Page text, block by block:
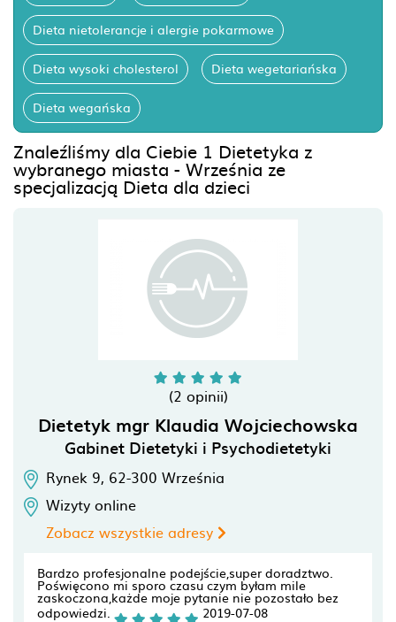
Dieta nietolerancje i alergie pokarmowe
Dieta wysoki cholesterol Dieta wegetariańska
Dieta wegańska
Znaleźliśmy dla Ciebie 1 Dietetyka z
wybranego miasta - Września ze
specjalizacją Dieta dla dzieci
(2 opinii)
Dietetyk mgr Klaudia Wojciechowska
Gabinet Dietetyki i Psychodietetyki
Rynek 9, 62-300 Września
Wizyty online
Zobacz wszystkie adresy
Bardzo profesjonalne podejście,super doradztwo.
Poświęcono mi sporo czasu czym byłam mile
zaskoczona,każde moje pytanie nie pozostało bez
odpowiedzi.
2019-07-08